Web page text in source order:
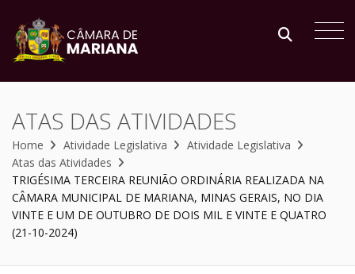
ATAS DAS ATIVIDADES
Home Atividade Legislativa
Atividade Legislativa
Atas das Atividades
TRIGÉSIMA TERCEIRA REUNIÃO ORDINÁRIA REALIZADA NA
CÂMARA MUNICIPAL DE MARIANA, MINAS GERAIS, NO DIA
VINTE E UM DE OUTUBRO DE DOIS MIL E VINTE E QUATRO
(21-10-2024)